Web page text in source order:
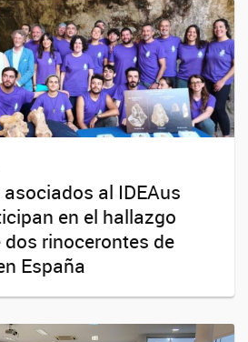
al IDEAus
en el hallazgo
rinocerontes de
España